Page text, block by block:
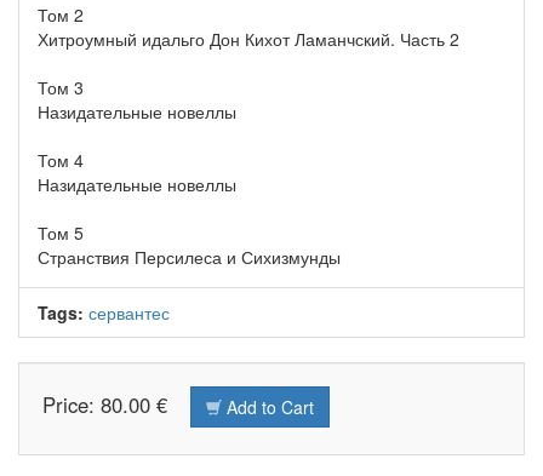
Том 2
Хитроумный идальго Дон Кихот Ламанчский. Часть 2
Том 3
Назидательные новеллы
Том 4
Назидательные новеллы
Том 5
Странствия Персилеса и Сихизмунды
Tags: сервантес
Price: 80.00 € Add to Cart